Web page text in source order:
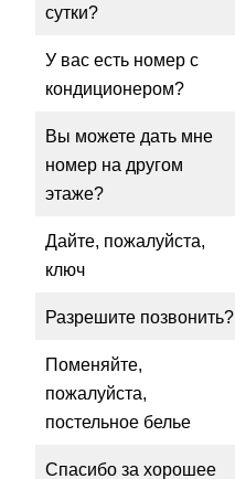
сутки?
У вас есть номер с
кондиционером?
Вы можете дать мне
номер на другом
этаже?
Дайте, пожалуйста,
ключ
Разрешите позвонить?
Поменяйте,
пожалуйста,
постельное белье
Спасибо за хорошее